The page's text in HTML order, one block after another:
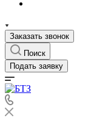
Заказать звонок
Поиск
Подать заявку